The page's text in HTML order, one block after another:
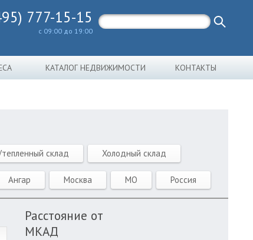
777-15-15
с 09:00 до 19:00
КАТАЛОГ НЕДВИЖИМОСТИ КОНТАКТЫ
склад Холодный склад
Ангар Москва МО Россия
Расстояние от
МКАД